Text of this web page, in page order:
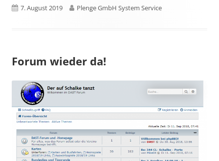
Published
7. August 2019 Author
Plenge GmbH System Service
Forum wieder da!